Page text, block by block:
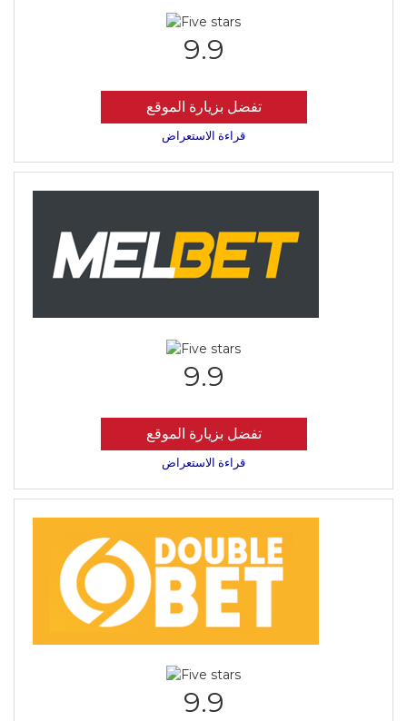
9.9
تفضل بزيارة الموقع
قراءة الاستعراض
9.9
تفضل بزيارة الموقع
قراءة الاستعراض
9.9